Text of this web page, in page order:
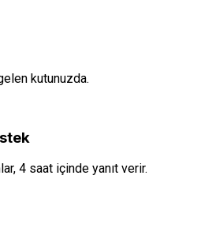
kutunuzda.
4 saat içinde yanıt verir.